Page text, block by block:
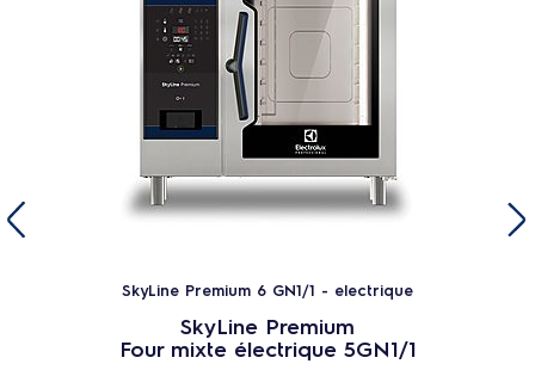
SkyLine Premium 6 GN1/1 - electrique
SkyLine Premium
Four mixte électrique 5GN1/1